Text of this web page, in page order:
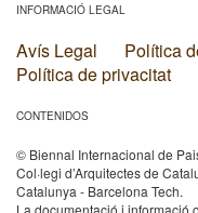
INFORMACIÓ LEGAL
Avís Legal
Política
Política de privacitat
CONTENIDOS
© Biennal Internacional de
Col·legi d’Arquitectes de
Catalunya - Barcelona Tech.
La documentació i informació